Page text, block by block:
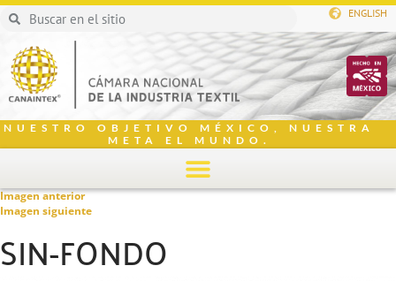
ENGLISH
NUESTRO OBJETIVO MÉXICO, NUESTRA
META EL MUNDO.
Imagen anterior
Imagen siguiente
SIN-FONDO